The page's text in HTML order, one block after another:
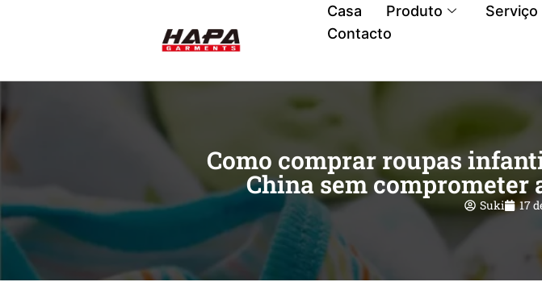
Casa Produto Serviço
Contacto
Como comprar roupas
China sem comprometer
Suki 17